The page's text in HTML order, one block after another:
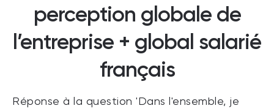
perception globale de
l’entreprise + global salarié
français
Réponse à la question 'Dans l'ensemble, je